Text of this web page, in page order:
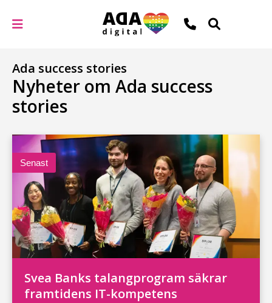
Ada success stories
Nyheter om Ada success
stories
Senast
Svea Banks talangprogram säkrar
framtidens IT-kompetens